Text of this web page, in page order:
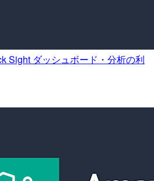
Sight ダッシュボード・分析の利